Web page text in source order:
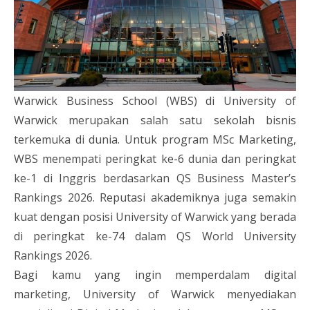
Warwick Business School (WBS) di University of
Warwick merupakan salah satu sekolah bisnis
terkemuka di dunia. Untuk program MSc Marketing,
WBS menempati peringkat ke-6 dunia dan peringkat
ke-1 di Inggris berdasarkan QS Business Master’s
Rankings 2026. Reputasi akademiknya juga semakin
kuat dengan posisi University of Warwick yang berada
di peringkat ke-74 dalam QS World University
Rankings 2026.
Bagi kamu yang ingin memperdalam digital
marketing, University of Warwick menyediakan